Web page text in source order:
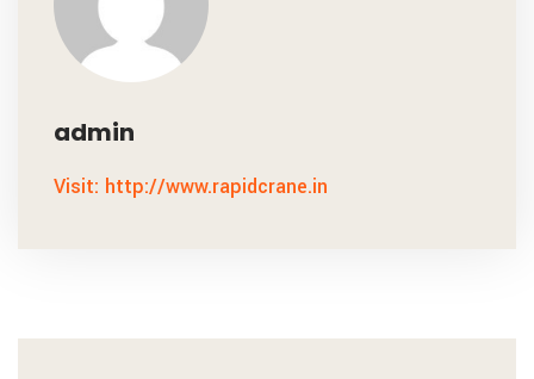
admin
Visit: http://www.rapidcrane.in